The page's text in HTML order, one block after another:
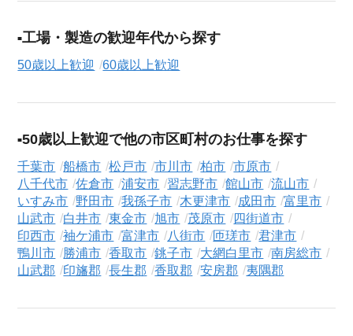
工場・製造の歓迎年代から探す
50歳以上歓迎 60歳以上歓迎
50歳以上歓迎で他の市区町村のお仕事を探す
千葉市 船橋市 松戸市 市川市 柏市
市原市
八千代市
佐倉市 浦安市 習志野市 館山市
流山市
いすみ市
野田市 我孫子市 木更津市 成田市
富里市
山武市
白井市 東金市 旭市 茂原市
四街道市
印西市
袖ケ浦市 富津市 八街市 匝瑳市
君津市
鴨川市
勝浦市 香取市 銚子市 大網白里市
南房総市
山武郡
印旛郡 長生郡 香取郡 安房郡 夷隅郡